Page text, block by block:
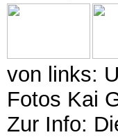
von links:
Fotos Kai
Zur Info: